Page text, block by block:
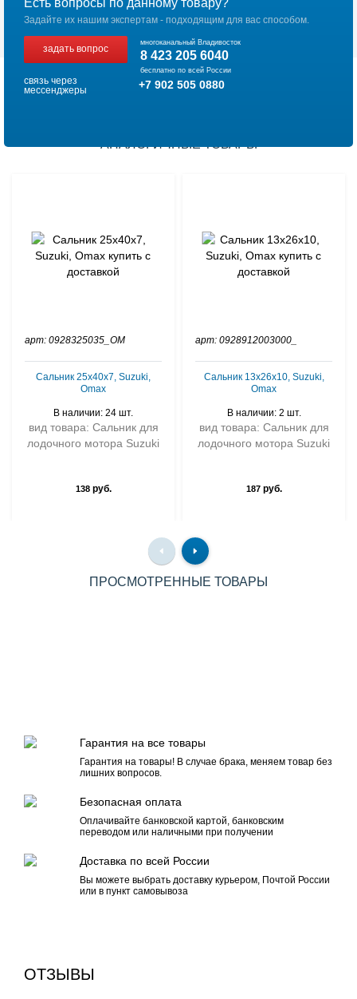
Есть вопросы по данному товару?
Задайте их нашим экспертам - подходящим для вас способом.
задать вопрос
многоканальный Владивосток
8 423 205 6040
бесплатно по всей России
связь через
мессенджеры
+7 902 505 0880
АНАЛОГИЧНЫЕ ТОВАРЫ
арт: 0928325035_OM
Сальник 25х40х7, Suzuki,
Omax
В наличии: 24 шт.
вид товара: Сальник для
лодочного мотора Suzuki
138руб.
арт: 0928912003000_
Сальник 13x26x10, Suzuki,
Omax
В наличии: 2 шт.
вид товара: Сальник для
лодочного мотора Suzuki
187руб.
ПРОСМОТРЕННЫЕ ТОВАРЫ
Гарантия на все товары
Гарантия на товары! В случае брака, меняем товар без
лишних вопросов.
Безопасная оплата
Оплачивайте банковской картой, банковским
переводом или наличными при получении
Доставка по всей России
Вы можете выбрать доставку курьером, Почтой России
или в пункт самовывоза
ОТЗЫВЫ